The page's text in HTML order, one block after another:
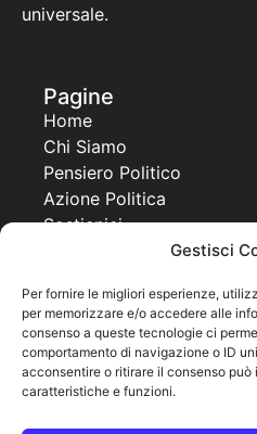
Gestisci
Per fornire le migliori esperienze,
per memorizzare e/o accedere alle
consenso a queste tecnologie ci
comportamento di navigazione o ID
acconsentire o ritirare il consenso
caratteristiche e funzioni.
universale.
Pagine
Home
Chi Siamo
Pensiero Politico
Azione Politica
Sostienici
Progetti
Together For a New
United World Project
Co Governance